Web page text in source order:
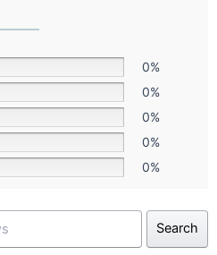
0%
0%
0%
0%
0%
Search